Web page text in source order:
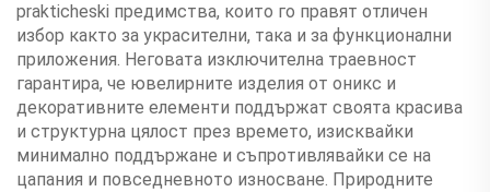
prakticheski предимства, които го правят отличен
избор както за украсителни, така и за функционални
приложения. Неговата изключителна траевност
гарантира, че ювелирните изделия от оникс и
декоративните елементи поддържат своята красива
и структурна цялост през времето, изисквайки
минимално поддържане и съпротивлявайки се на
цапания и повседневното износване. Природните